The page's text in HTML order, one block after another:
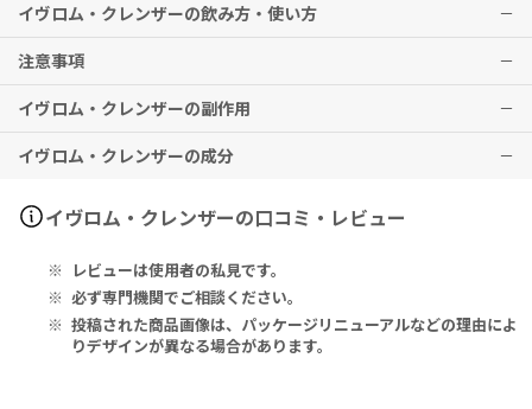
メイクなど肌の汚れを落とし、きめ細かく滑らかな状態へと導きま
す。
※有用性には個人差がありますことを予めご了承ください。
イヴロム・クレンザーの飲み方・使い方
1.本品を手に取り、円を描くように顔に馴染ませてください。
2.モスリンクロスをお湯につけて絞り、顔全体に5秒間×3回当ててく
ださい。
3.モスリンクロスを一旦ぬるま湯で洗い流します。
4.モスリンクロスで円を描くように顔全体をマッサージし、本品とメ
促進が同時に行われます。
5.水に浸したモスリンクロスを5秒間顔に当て、毛穴を引き締めます。
注意事項
本品は外用専用です。また、成人の方のみご使用いただけます。
目に入らないようご注意ください。
肌にダメージがある方は使用しないでください。
イヴロム・クレンザーの副作用
特に副作用は報告されておりませんが、異常を感じた際はただちに使
イヴロム・クレンザーの成分
Paraffinum Liquidum, PEG-30 Lanolin, Cetearyl Alcohol, Bis-D
iglyceryl Polyacyladipate-2, Aluminum Distearate, Theobro
anol, Chamomilla Recutita (Matricaria) Flower Oil, Eucalyptu
s Globulus Leaf Oil, Eugenia Caryophyllus (Clove) Leaf Oil, H
umulus Lupulus (Hops) Cone Oil, Eugenol, BHT, Limonene.
イヴロム・クレンザーの口コミ・レビュー
レビューは使用者の私見です。
必ず専門機関でご相談ください。
投稿された商品画像は、パッケージリニューアルなどの理由によ
りデザインが異なる場合があります。